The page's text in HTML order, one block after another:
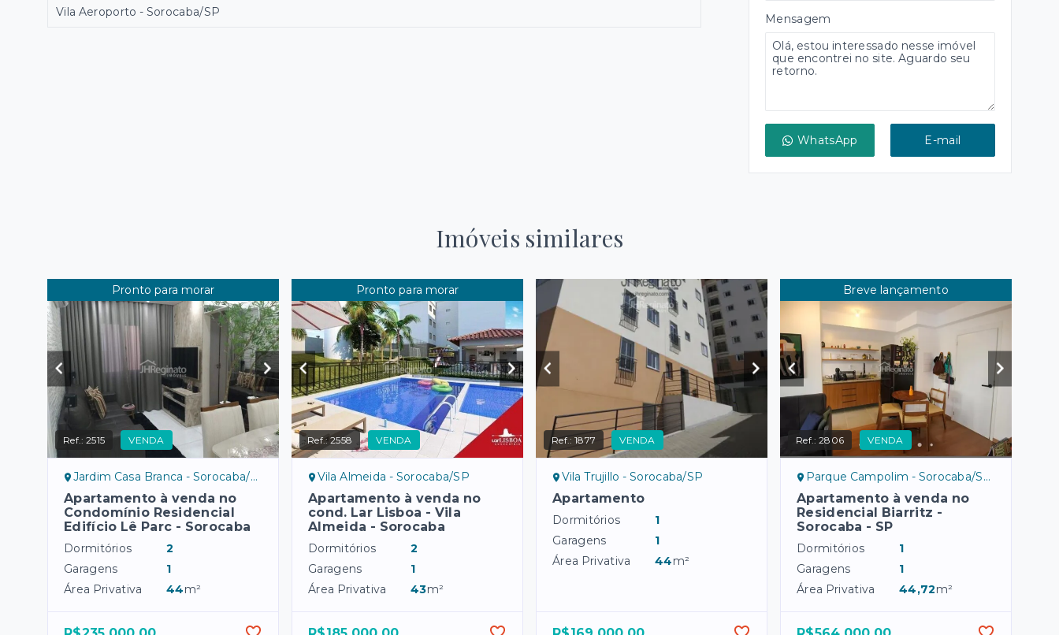
Vila Aeroporto - Sorocaba/SP Mensagem
WhatsApp E-mail
Imóveis similares
Pronto para morar
Ref.:2515 VENDA
Jardim Casa Branca - Sorocaba/SP, norte
Apartamento à venda no
Condomínio Residencial
Edifício Lê Parc - Sorocaba
Dormitórios
2
Garagens
1
Área Privativa
44m²
Pronto para morar
Ref.:2558 VENDA
Vila Almeida - Sorocaba/SP
Apartamento à venda no
cond. Lar Lisboa - Vila
Almeida - Sorocaba
Dormitórios
2
Garagens
1
Área Privativa
43m²
Ref.:1877 VENDA
Vila Trujillo - Sorocaba/SP
Apartamento
Dormitórios
1
Garagens
1
Área Privativa
44m²
Breve lançamento
Ref.:2806 VENDA
Parque Campolim - Sorocaba/SP, sul
Apartamento à venda no
Residencial Biarritz -
Sorocaba - SP
Dormitórios
1
Garagens
1
Área Privativa
44,72m²